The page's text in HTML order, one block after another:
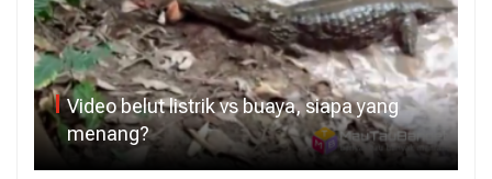
Video belut listrik vs buaya, siapa yang
menang?